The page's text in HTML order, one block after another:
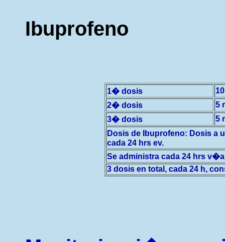
Ibuprofeno
1� dosis
2� dosis
5
3� dosis
5
Dosis de Ibuprofeno: Dosis a
cada 24 hrs ev.
Se administra cada 24 hrs
3 dosis en total, cada 24 h,